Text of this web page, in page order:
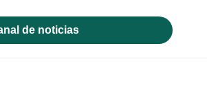
de noticias